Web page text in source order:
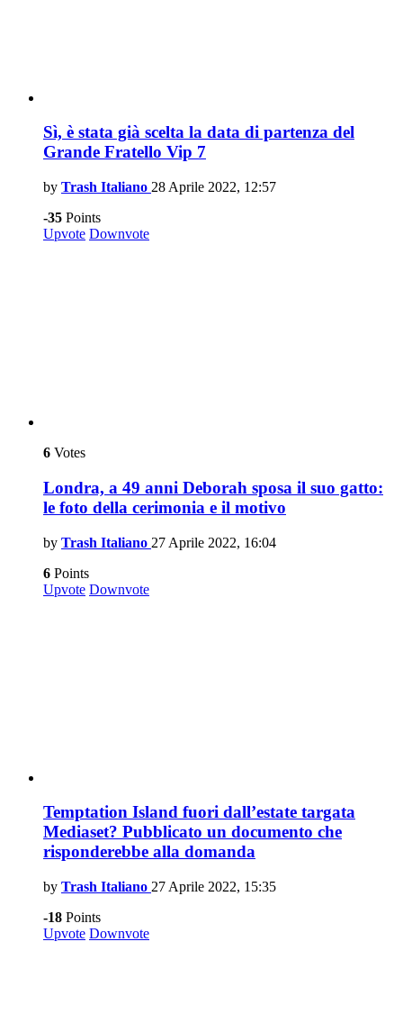
Sì, è stata già scelta la data di partenza del
Grande Fratello Vip 7
by Trash Italiano 28 Aprile 2022, 12:57
-35 Points
Upvote Downvote
6 Votes
Londra, a 49 anni Deborah sposa il suo gatto:
le foto della cerimonia e il motivo
by Trash Italiano 27 Aprile 2022, 16:04
6 Points
Upvote Downvote
Temptation Island fuori dall’estate targata
Mediaset? Pubblicato un documento che
risponderebbe alla domanda
by Trash Italiano 27 Aprile 2022, 15:35
-18 Points
Upvote Downvote